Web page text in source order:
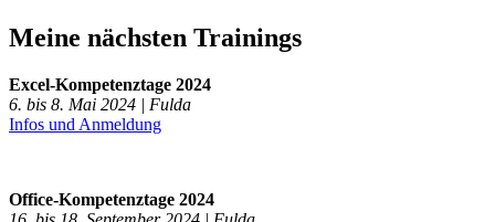
Meine nächsten Trainings
Excel-Kompetenztage 2024
6. bis 8. Mai 2024 | Fulda
Infos und Anmeldung
Office-Kompetenztage 2024